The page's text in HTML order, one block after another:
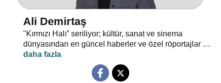
Ali Demirtaş
"Kırmızı Halı” seriliyor; kültür, sanat ve sinema
dünyasından en güncel haberler ve özel röportajlar 24
TV ekranından evlerinize konuk oluyor.